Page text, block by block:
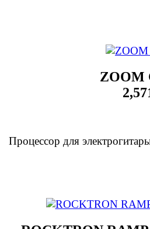
ZOOM
Процессор для